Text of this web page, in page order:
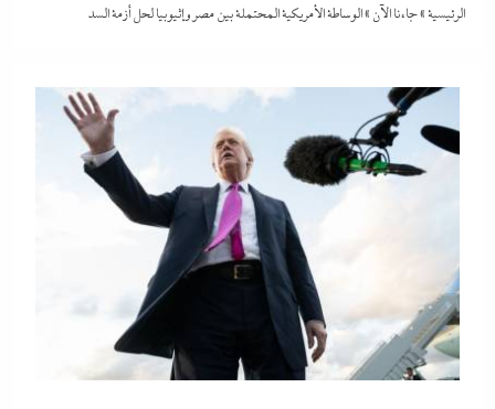
الرئيسية»جاءنا الآن »الوساطة الأمريكية المحتملة بين مصر وإثيوبيا لحل أزمة السد